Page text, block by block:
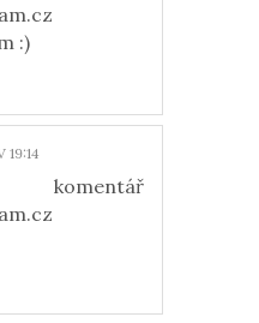
:)
19:14